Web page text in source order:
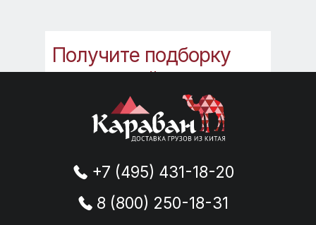
Получите подборку
инструкций,которые
помогут Вам в работе
с Китаем.
инструкция
Вы получите файлы: